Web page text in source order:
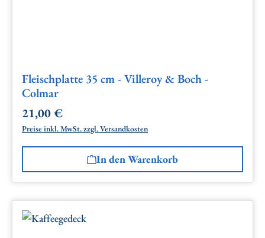
Fleischplatte 35 cm - Villeroy & Boch -
Colmar
Regulärer Preis:
21,00 €
Preise inkl. MwSt. zzgl. Versandkosten
In den Warenkorb